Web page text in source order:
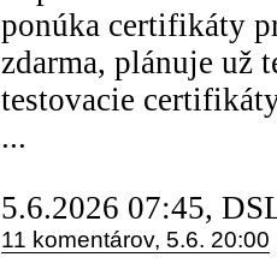
ponúka certifikáty
zdarma, plánuje už
testovacie
...
5.6.2026 07:45,
11 komentárov, 5.6. 20:00